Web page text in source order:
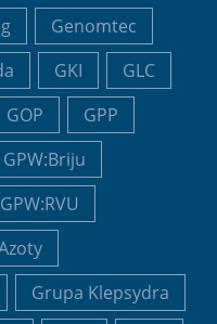
Genomtec
GKI
GLC
GOP
GPP
GPW:Briju
GPW:RVU
Grupa Klepsydra